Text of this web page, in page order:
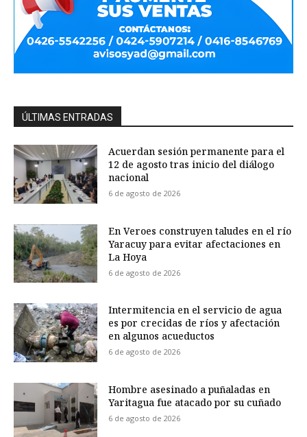
ÚLTIMAS ENTRADAS
Acuerdan sesión permanente para el
12 de agosto tras inicio del diálogo
nacional
6 de agosto de 2026
En Veroes construyen taludes en el río
Yaracuy para evitar afectaciones en
La Hoya
6 de agosto de 2026
Intermitencia en el servicio de agua
es por crecidas de ríos y afectación
en algunos acueductos
6 de agosto de 2026
Hombre asesinado a puñaladas en
Yaritagua fue atacado por su cuñado
6 de agosto de 2026